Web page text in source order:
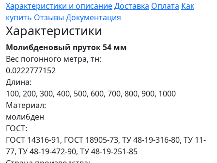
Характеристики и описаниеДоставка Оплата Как
купить Отзывы Документация
Характеристики
Молибденовый пруток 54 мм
Вес погонного метра, тн:
0.0222777152
Длина:
100, 200, 300, 400, 500, 600, 700, 800, 900, 1000
Материал:
молибден
ГОСТ:
ГОСТ 14316-91, ГОСТ 18905-73, ТУ 48-19-316-80, ТУ 11-
77, ТУ 48-19-472-90, ТУ 48-19-251-85